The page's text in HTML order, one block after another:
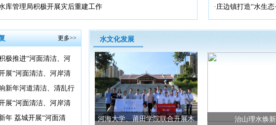
· 庄边镇打造“水生
库管理局积极开展灾后重建工作
更多>>
极推进“河面清洁、河
动
展“河面清洁、河岸清
新年河道清洁、清乱行
展“河面清洁、河岸清
年 荔城开展“河面清
水文化发展
河海大学、莆田学院联合开展木
治山理水焕